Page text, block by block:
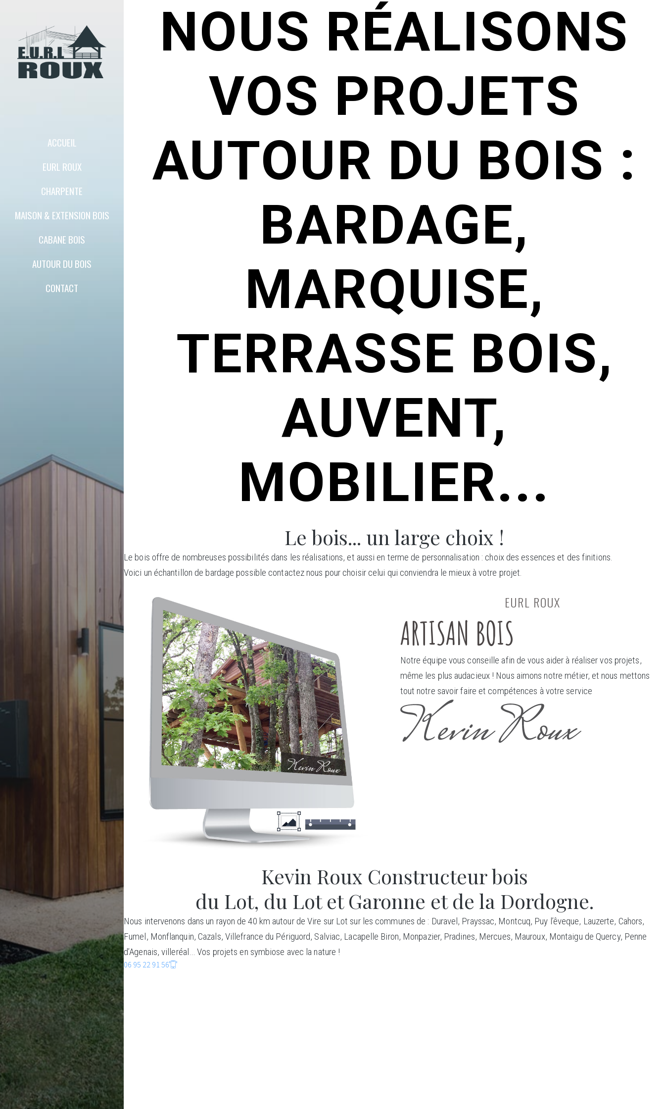
ACCUEIL
EURL ROUX
CHARPENTE
MAISON & EXTENSION BOIS
CABANE BOIS
AUTOUR DU BOIS
CONTACT
NOUS RÉALISONS
VOS PROJETS
AUTOUR DU BOIS :
BARDAGE,
MARQUISE,
TERRASSE BOIS,
AUVENT,
MOBILIER...
Le bois... un large choix !
Le bois offre de nombreuses possibilités dans les réalisations, et aussi en terme de personnalisation : choix des essences et des finitions.
Voici un échantillon de bardage possible contactez nous pour choisir celui qui conviendra le mieux à votre projet.
EURL ROUX
ARTISAN BOIS
Notre équipe vous conseille afin de vous aider à réaliser vos projets,
même les plus audacieux ! Nous aimons notre métier, et nous mettons
tout notre savoir faire et compétences à votre service
Kevin Roux Constructeur bois
du Lot, du Lot et Garonne et de la Dordogne.
Nous intervenons dans un rayon de 40 km autour de Vire sur Lot sur les communes de : Duravel, Prayssac, Montcuq, Puy l’êveque, Lauzerte, Cahors,
Fumel, Monflanquin, Cazals, Villefrance du Périguord, Salviac, Lacapelle Biron, Monpazier, Pradines, Mercues, Mauroux, Montaigu de Quercy, Penne
d’Agenais, villeréal… Vos projets en symbiose avec la nature !
06 95 22 91 56